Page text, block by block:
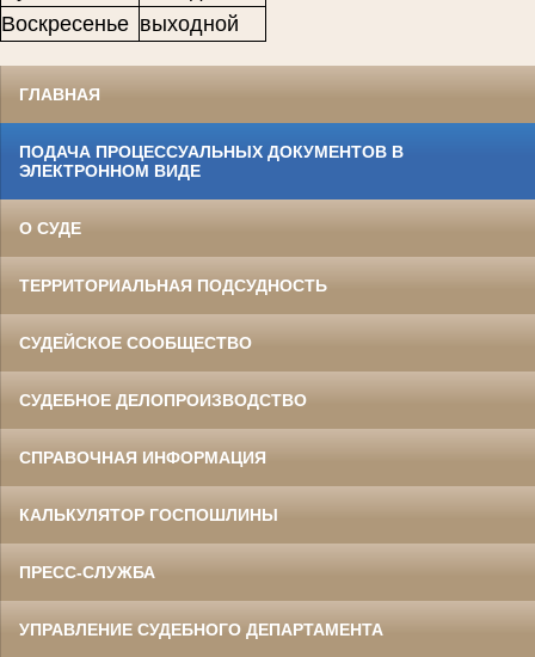
Воскресенье выходной
ГЛАВНАЯ
ПОДАЧА ПРОЦЕССУАЛЬНЫХ ДОКУМЕНТОВ В
ЭЛЕКТРОННОМ ВИДЕ
О СУДЕ
ТЕРРИТОРИАЛЬНАЯ ПОДСУДНОСТЬ
СУДЕЙСКОЕ СООБЩЕСТВО
СУДЕБНОЕ ДЕЛОПРОИЗВОДСТВО
СПРАВОЧНАЯ ИНФОРМАЦИЯ
КАЛЬКУЛЯТОР ГОСПОШЛИНЫ
ПРЕСС-СЛУЖБА
УПРАВЛЕНИЕ СУДЕБНОГО ДЕПАРТАМЕНТА